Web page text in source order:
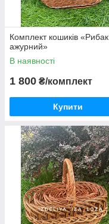
Комплект кошиків «Рибак
ажурний»
В наявності
1 800 ₴/комплект
Купити